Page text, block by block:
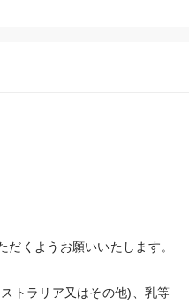
くようお願いいたします。
トラリア又はその他)、乳等